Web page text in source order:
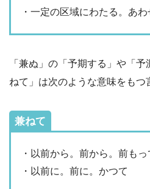
・一定の区域にわたる。あわ
「兼ぬ」の「予期する」や「
ねて」は次のような意味をもつ
兼ねて
・以前から。前から。前も
・以前に。前に。かつて